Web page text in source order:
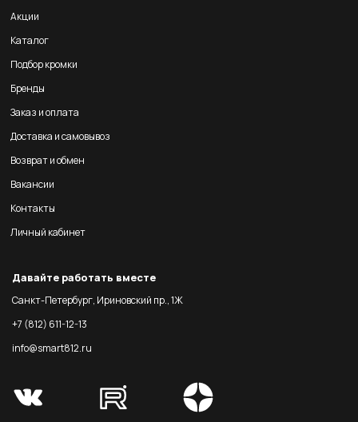
Акции
Каталог
Подбор кромки
Бренды
Заказ и оплата
Доставка и самовывоз
Возврат и обмен
Вакансии
Контакты
Личный кабинет
Давайте работать вместе
Санкт-Петербург, Ириновский пр., 1Ж
+7 (812) 611-12-13
info@smart812.ru